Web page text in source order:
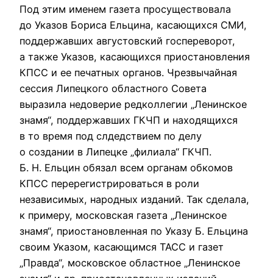
Под этим именем газета просуществовала
до Указов Бориса Ельцина, касающихся СМИ,
поддержавших августовский госпереворот,
а также Указов, касающихся приостановления
КПСС и ее печатных органов. Чрезвычайная
сессия Липецкого областного Совета
выразила недоверие редколлегии „Ленинское
знамя“, поддержавших ГКЧП и находящихся
в то время под слдедствием по делу
о создании в Липецке „филиала“ ГКЧП.
Б. Н. Ельцин обязал всем органам обкомов
КПСС перерегистрироваться в роли
независимых, народных изданий. Так сделала,
к примеру, московская газета „Ленинское
знамя“, приостановленная по Указу Б. Ельцина
своим Указом, касающимся ТАСС и газет
„Правда“, московское областное „Ленинское